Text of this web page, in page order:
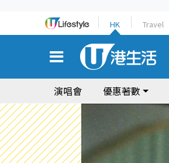
HK Travel
演唱會 優惠著數